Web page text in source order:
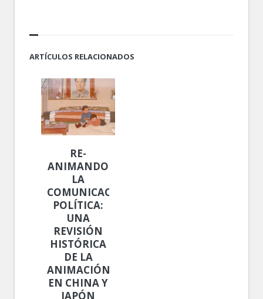
ARTÍCULOS RELACIONADOS
RE-
ANIMANDO
LA
COMUNICACIÓN
POLÍTICA:
UNA
REVISIÓN
HISTÓRICA
DE LA
ANIMACIÓN
EN CHINA Y
JAPÓN